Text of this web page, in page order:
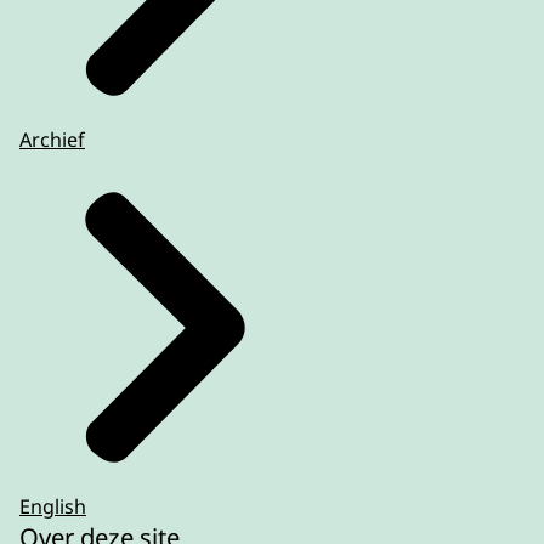
Archief
English
Over deze site